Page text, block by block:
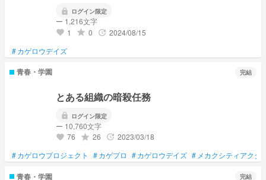
lock ログイン限定
ー 1,216文字
favorite 1 grade 0 update 2024/08/15
#カゲロウデイズ
青春・学園 完結
とある組織の暗殺任務
lock ログイン限定
ー 10,760文字
favorite 76 grade 26 update 2023/03/18
#カゲロウプロジェクト #カゲプロ #カゲロウデイズ # メカクシティアクタ
青春・学園 完結